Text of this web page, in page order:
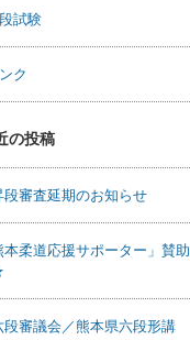
試験
ク
の投稿
段審査延期のお知らせ
柔道応援サポーター」賛助
段審議会／熊本県六段形講